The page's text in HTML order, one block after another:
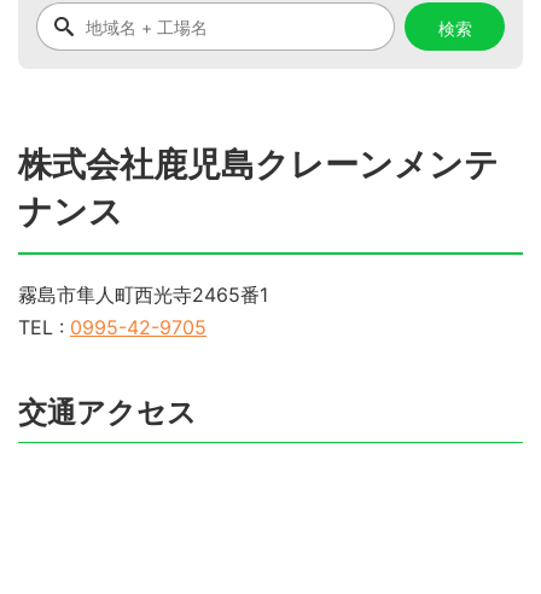
株式会社鹿児島クレーンメンテ
ナンス
霧島市隼人町西光寺2465番1
TEL : 0995-42-9705
交通アクセス